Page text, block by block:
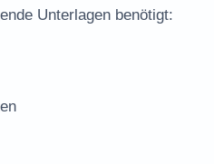
Unterlagen benötigt: